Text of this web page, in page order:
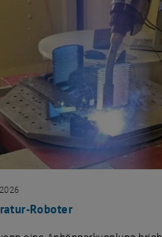
Roboter